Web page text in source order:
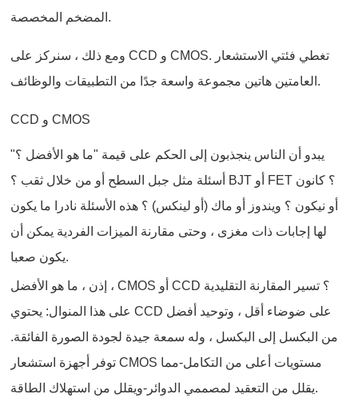
المضخم المخصصة.
ومع ذلك ، سنركز على CCD و CMOS. تغطي فئتي الاستشعار
العامتين هاتين مجموعة واسعة جدًا من التطبيقات والوظائف.
CCD و CMOS
يبدو أن الناس ينجذبون إلى الحكم على قيمة "ما هو الأفضل ؟"
أسئلة مثل جبل السطح أو من خلال ثقب ؟ BJT أو FET ؟ كانون
أو نيكون ؟ ويندوز أو ماك (أو لينكس) ؟ هذه الأسئلة نادرا ما يكون
لها إجابات ذات مغزى ، وحتى مقارنة الميزات الفردية يمكن أن
يكون صعبا.
إذن ، ما هو الأفضل ، CMOS أو CCD ؟ تسير المقارنة التقليدية
على هذا المنوال: يحتوي CCD على ضوضاء أقل ، وتوحيد أفضل
من البكسل إلى البكسل ، وله سمعة جيدة لجودة الصورة الفائقة.
توفر أجهزة استشعار CMOS مستويات أعلى من التكامل-مما
يقلل من التعقيد لمصممي الدوائر-ويقلل من استهلاك الطاقة.